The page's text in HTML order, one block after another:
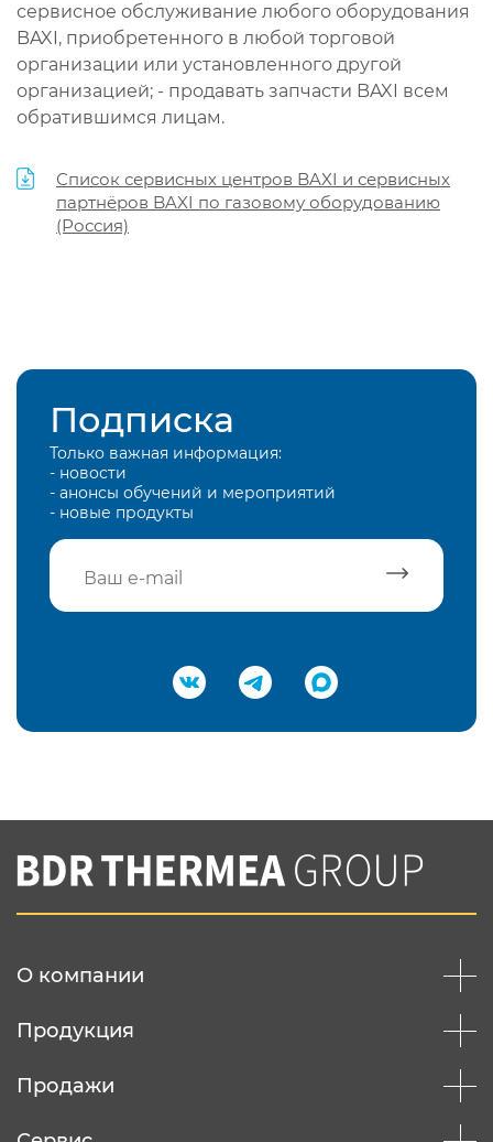
сервисное обслуживание любого оборудования
BAXI, приобретенного в любой торговой
организации или установленного другой
организацией; - продавать запчасти BAXI всем
обратившимся лицам.
Список сервисных центров BAXI и сервисных
партнёров BAXI по газовому оборудованию
(Россия)
Подписка
Только важная информация:
- новости
- анонсы обучений и мероприятий
- новые продукты
Подтвердить e-mail
Вы соглашаетесь с нашей политикой
конфеденциальности
О компании
Продукция
Продажи